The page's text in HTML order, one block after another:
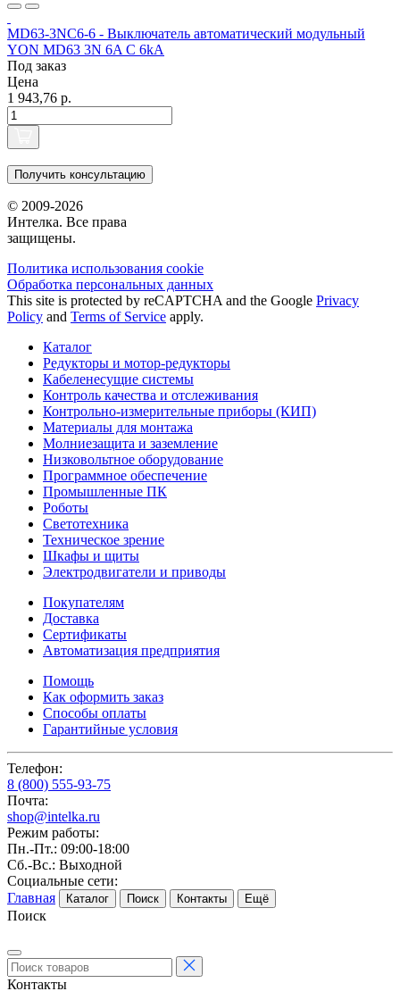
MD63-3NC6-6 - Выключатель автоматический модульный
YON MD63 3N 6A C 6kA
Под заказ
Цена
1 943,76 р.
Получить консультацию
© 2009-2026
Интелка. Все права
защищены.
Политика использования сookie
Обработка персональных данных
This site is protected by reCAPTCHA and the Google Privacy
Policy and Terms of Service apply.
Каталог
Редукторы и мотор-редукторы
Кабеленесущие системы
Контроль качества и отслеживания
Контрольно-измерительные приборы (КИП)
Материалы для монтажа
Молниезащита и заземление
Низковольтное оборудование
Программное обеспечение
Промышленные ПК
Роботы
Светотехника
Техническое зрение
Шкафы и щиты
Электродвигатели и приводы
Покупателям
Доставка
Сертификаты
Автоматизация предприятия
Помощь
Как оформить заказ
Способы оплаты
Гарантийные условия
Телефон:
8 (800) 555-93-75
Почта:
shop@intelka.ru
Режим работы:
Пн.-Пт.: 09:00-18:00
Сб.-Вс.: Выходной
Социальные сети:
Главная
Каталог Поиск Контакты Ещё
Поиск
Контакты